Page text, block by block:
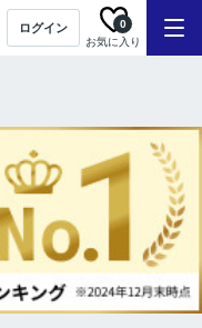
ログイン
お気に入り
0